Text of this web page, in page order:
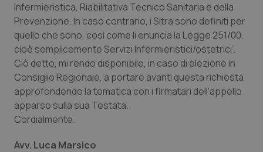
Emilia-Romagna
Friuli Venezia Giulia
Lazio
Liguria
Colesterolo & coronaropatie
Dermatite Atopica
Diabete & glucometri
Disturbi dell’umore
Infermieristica, Riabilitativa Tecnico Sanitaria e della
Prevenzione. In caso contrario, i Sitra sono definiti per
quello che sono, così come li enuncia la Legge 251/00,
cioè semplicemente Servizi Infermieristici/ostetrici”.
Ciò detto, mi rendo disponibile, in caso di elezione in
Consiglio Regionale, a portare avanti questa richiesta
approfondendo la tematica con i firmatari dell'appello
apparso sulla sua Testata.
Cordialmente.
Avv. Luca Marsico